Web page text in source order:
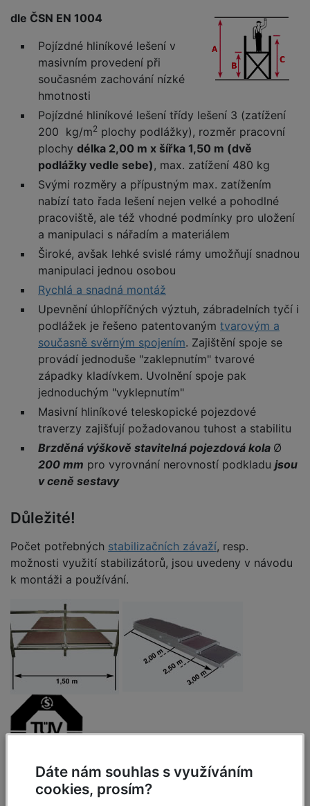
dle ČSN EN 1004
Pojízdné hliníkové lešení v
masivním provedení při
současném zachování nízké
hmotnosti
Pojízdné hliníkové lešení třídy lešení 3 (zatížení
200 kg/m2 plochy podlážky), rozměr pracovní
plochy délka 2,00 m x šířka 1,50 m (dvě
podlážky vedle sebe), max. zatížení 480 kg
Svými rozměry a přípustným max. zatížením
nabízí tato řada lešení nejen velké a pohodlné
pracoviště, ale též vhodné podmínky pro uložení
a manipulaci s nářadím a materiálem
Široké, avšak lehké svislé rámy umožňují snadnou
manipulaci jednou osobou
Rychlá a snadná montáž
Upevnění úhlopříčných výztuh, zábradelních tyčí i
podlážek je řešeno patentovaným tvarovým a
současně svěrným spojením. Zajištění spoje se
provádí jednoduše "zaklepnutím" tvarové
západky kladívkem. Uvolnění spoje pak
jednoduchým "vyklepnutím"
Masivní hliníkové teleskopické pojezdové
traverzy zajišťují požadovanou tuhost a stabilitu
Brzděná výškově stavitelná pojezdová kola Ø
200 mm pro vyrovnání nerovností podkladu jsou
v ceně sestavy
Důležité!
Počet potřebných stabilizačních závaží, resp.
možnosti využití stabilizátorů, jsou uvedeny v návodu
k montáži a používání.
Specifikace
Dáte nám souhlas s využíváním
cookies, prosím?